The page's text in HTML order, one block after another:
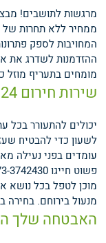
מרגשות לתושבים!
המחויבות לספק
ההזדמנות לשדרג את
מומחים בתעריף מוזל
שירות חירום 24 שעות ביממה
יכולים להתעורר בכל
לשעון כדי להבטיח
עומדים בפני נעילה
מוכן לטפל בכל נושא
מנעול בירוחם.
האבטחה שלך
בחירה